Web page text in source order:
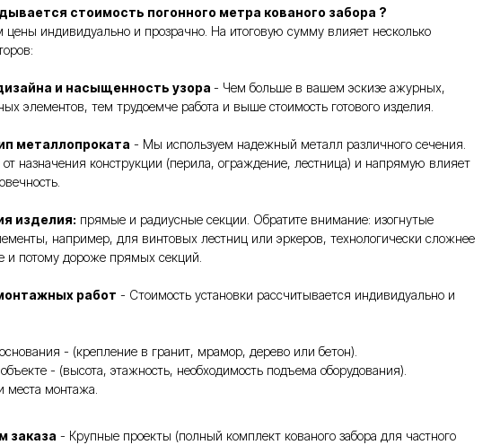
стоимость погонного метра кованого забора ?
индивидуально и прозрачно. На итоговую сумму влияет несколько
и насыщенность узора - Чем больше в вашем эскизе ажурных,
элементов, тем трудоемче работа и выше стоимость готового изделия.
металлопроката - Мы используем надежный металл различного сечения.
от назначения конструкции (перила, ограждение, лестница) и напрямую влияет
изделия: прямые и радиусные секции. Обратите внимание: изогнутые
например, для винтовых лестниц или эркеров, технологически сложнее
и потому дороже прямых секций.
работ - Стоимость установки рассчитывается индивидуально и
- (крепление в гранит, мрамор, дерево или бетон).
- (высота, этажность, необходимость подъема оборудования).
места монтажа.
заказа - Крупные проекты (полный комплект кованого забора для частного